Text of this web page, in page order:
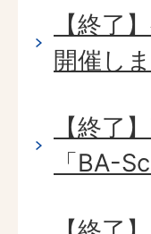
【終了
開催し
【終了
「BA-